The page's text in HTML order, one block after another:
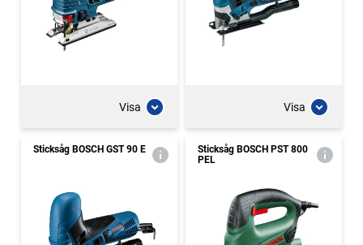
Visa Visa
Sticksåg BOSCH GST 90 E
Sticksåg BOSCH PST 800
PEL